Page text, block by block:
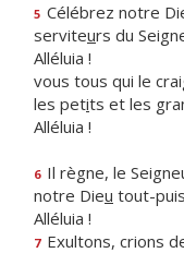
5 Célébrez notre
serviteurs du
Alléluia !
vous tous qui le
les petits et les
Alléluia !
6 Il règne, le
notre Dieu tout-
Alléluia !
7 Exultons, crions